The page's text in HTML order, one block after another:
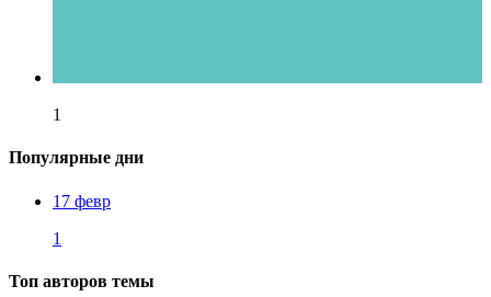
1
Популярные дни
17 февр
1
Топ авторов темы